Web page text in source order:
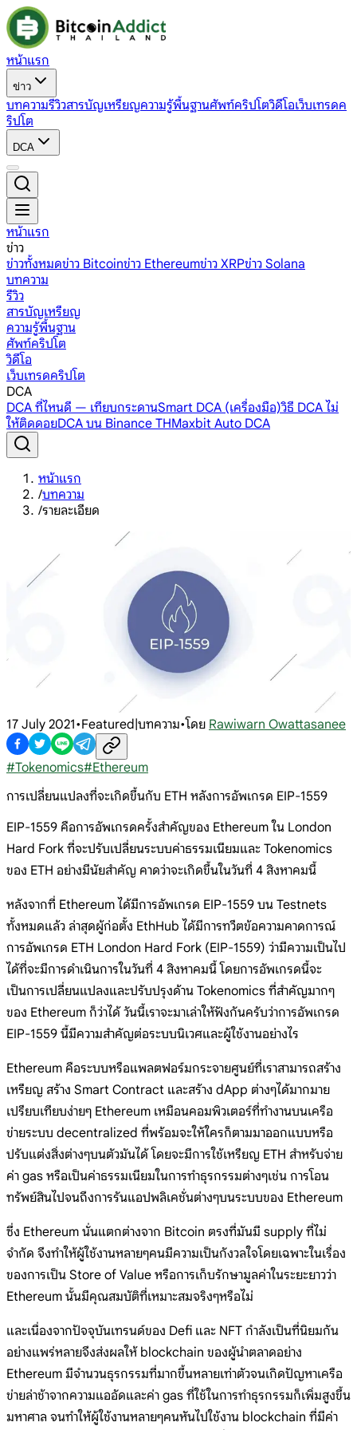
หน้าแรก
ข่าว
บทความรีวิวสารบัญเหรียญความรู้พื้นฐานศัพท์คริปโตวิดีโอเว็บเทรดค
ริปโต
DCA
หน้าแรก
ข่าว
ข่าวทั้งหมดข่าว Bitcoinข่าว Ethereumข่าว XRPข่าว Solana
บทความ
รีวิว
สารบัญเหรียญ
ความรู้พื้นฐาน
ศัพท์คริปโต
วิดีโอ
เว็บเทรดคริปโต
DCA
DCA ที่ไหนดี — เทียบกระดานSmart DCA (เครื่องมือ)วิธี DCA ไม่
ให้ติดดอยDCA บน Binance THMaxbit Auto DCA
หน้าแรก
/บทความ
/รายละเอียด
17 July 2021•Featured|บทความ•โดย Rawiwarn Owattasanee
#Tokenomics#Ethereum
การเปลี่ยนแปลงที่จะเกิดขึ้นกับ ETH หลังการอัพเกรด EIP-1559
EIP-1559 คือการอัพเกรดครั้งสำคัญของ Ethereum ใน London
Hard Fork ที่จะปรับเปลี่ยนระบบค่าธรรมเนียมและ Tokenomics
ของ ETH อย่างมีนัยสำคัญ คาดว่าจะเกิดขึ้นในวันที่ 4 สิงหาคมนี้
หลังจากที่ Ethereum ได้มีการอัพเกรด EIP-1559 บน Testnets
ทั้งหมดแล้ว ล่าสุดผู้ก่อตั้ง EthHub ได้มีการทวีตข้อความคาดการณ์
การอัพเกรด ETH London Hard Fork (EIP-1559) ว่ามีความเป็นไป
ได้ที่จะมีการดำเนินการในวันที่ 4 สิงหาคมนี้ โดยการอัพเกรดนี้จะ
เป็นการเปลี่ยนแปลงและปรับปรุงด้าน Tokenomics ที่สำคัญมากๆ
ของ Ethereum ก็ว่าได้ วันนี้เราจะมาเล่าให้ฟังกันครับว่าการอัพเกรด
EIP-1559 นี้มีความสำคัญต่อระบบนิเวศและผู้ใช้งานอย่างไร
Ethereum คือระบบหรือแพลตฟอร์มกระจายศูนย์ที่เราสามารถสร้าง
เหรียญ สร้าง Smart Contract และสร้าง dApp ต่างๆได้มากมาย
เปรียบเทียบง่ายๆ Ethereum เหมือนคอมพิวเตอร์ที่ทำงานบนเครือ
ข่ายระบบ decentralized ที่พร้อมจะให้ใครก็ตามมาออกแบบหรือ
ปรับแต่งสิ่งต่างๆบนตัวมันได้ โดยจะมีการใช้เหรียญ ETH สำหรับจ่าย
ค่า gas หรือเป็นค่าธรรมเนียมในการทำธุรกรรมต่างๆเช่น การโอน
ทรัพย์สินไปจนถึงการรันแอปพลิเคชั่นต่างๆบนระบบของ Ethereum
ซึ่ง Ethereum นั่นแตกต่างจาก Bitcoin ตรงที่มันมี supply ที่ไม่
จำกัด จึงทำให้ผู้ใช้งานหลายๆคนมีความเป็นกังวลใจโดยเฉพาะในเรื่อง
ของการเป็น Store of Value หรือการเก็บรักษามูลค่าในระยะยาวว่า
Ethereum นั้นมีคุณสมบัติที่เหมาะสมจริงๆหรือไม่
และเนื่องจากปัจจุบันเทรนด์ของ Defi และ NFT กำลังเป็นที่นิยมกัน
อย่างแพร่หลายจึงส่งผลให้ blockchain ของผู้นำตลาดอย่าง
Ethereum มีจำนวนธุรกรรมที่มากขึ้นหลายเท่าตัวจนเกิดปัญหาเครือ
ข่ายล่าช้าจากความแออัดและค่า gas ที่ใช้ในการทำธุรกรรมก็เพิ่มสูงขึ้น
มหาศาล จนทำให้ผู้ใช้งานหลายๆคนหันไปใช้งาน blockchain ที่มีค่า